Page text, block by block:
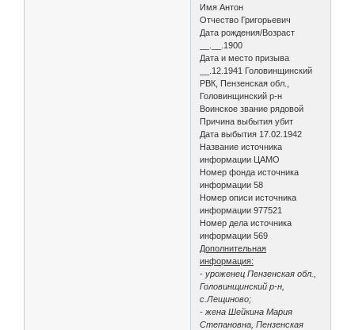
Имя Антон
Отчество Григорьевич
Дата рождения/Возраст
__.__.1900
Дата и место призыва
__.12.1941 Головинщинский
РВК, Пензенская обл.,
Головинщинский р-н
Воинское звание рядовой
Причина выбытия убит
Дата выбытия 17.02.1942
Название источника
информации ЦАМО
Номер фонда источника
информации 58
Номер описи источника
информации 977521
Номер дела источника
информации 569
Дополнительная
информация:
- уроженец Пензенская обл.,
Головинщинский р-н,
с.Лещиново;
- жена Шейкина Мария
Степановна, Пензенская